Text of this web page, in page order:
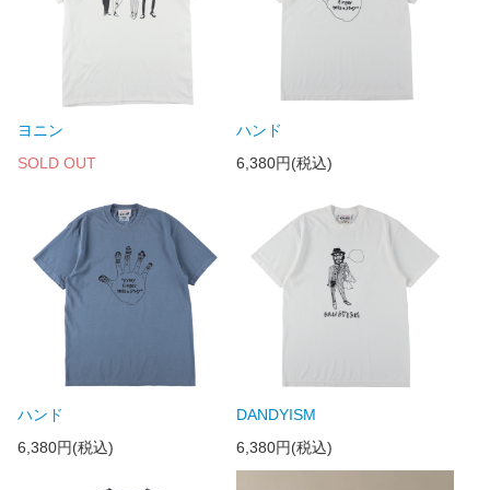
ヨニン
SOLD OUT
ハンド
6,380円(税込)
ハンド
6,380円(税込)
DANDYISM
6,380円(税込)